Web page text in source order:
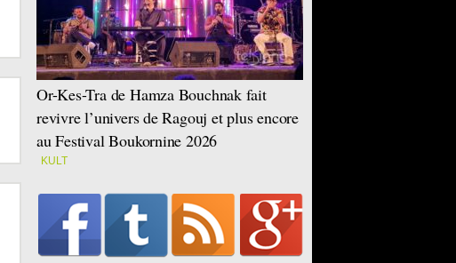
Or-Kes-Tra de Hamza Bouchnak fait
revivre l’univers de Ragouj et plus encore
au Festival Boukornine 2026
KULT